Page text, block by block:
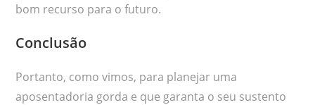
bom recurso para o futuro.
Conclusão
Portanto, como vimos, para planejar uma
aposentadoria gorda e que garanta o seu sustento